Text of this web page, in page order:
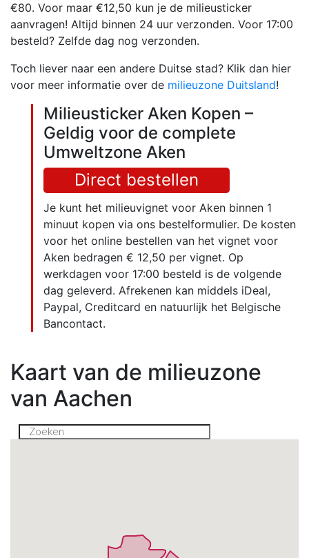
€80. Voor maar €12,50 kun je de milieusticker
aanvragen! Altijd binnen 24 uur verzonden. Voor 17:00
besteld? Zelfde dag nog verzonden.
Toch liever naar een andere Duitse stad? Klik dan hier
voor meer informatie over de milieuzone Duitsland!
Milieusticker Aken Kopen –
Geldig voor de complete
Umweltzone Aken
Direct bestellen
Je kunt het milieuvignet voor Aken binnen 1
minuut kopen via ons bestelformulier. De kosten
voor het online bestellen van het vignet voor
Aken bedragen € 12,50 per vignet. Op
werkdagen voor 17:00 besteld is de volgende
dag geleverd. Afrekenen kan middels iDeal,
Paypal, Creditcard en natuurlijk het Belgische
Bancontact.
Kaart van de milieuzone
van Aachen